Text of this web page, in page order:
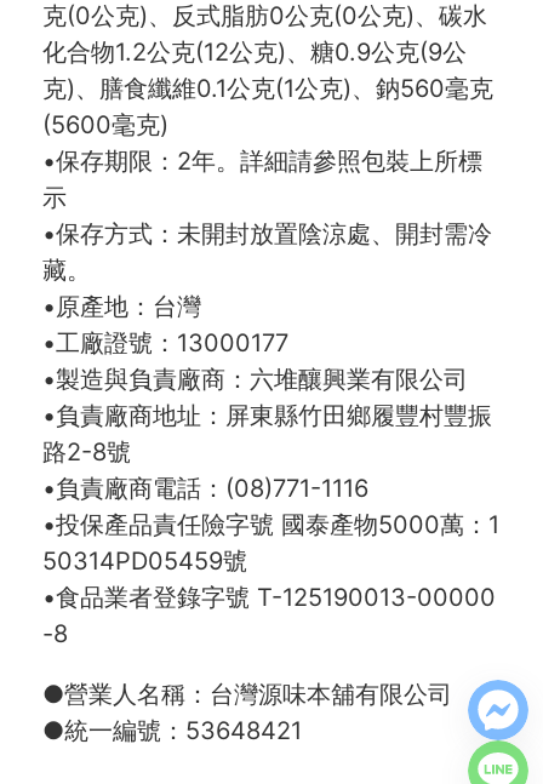
克(0公克)、反式脂肪0公克(0公克)、碳水
化合物1.2公克(12公克)、糖0.9公克(9公
克)、膳食纖維0.1公克(1公克)、鈉560毫克
(5600毫克)
•保存期限：2年。詳細請參照包裝上所標
示
•保存方式：未開封放置陰涼處、開封需冷
藏。
•原產地：台灣
•工廠證號：13000177
•製造與負責廠商：六堆釀興業有限公司
•負責廠商地址：屏東縣竹田鄉履豐村豐振
路2-8號
•負責廠商電話：(08)771-1116
•投保產品責任險字號 國泰產物5000萬：1
50314PD05459號
•食品業者登錄字號 T-125190013-00000
-8
●營業人名稱：台灣源味本舖有限公司
●統一編號：53648421